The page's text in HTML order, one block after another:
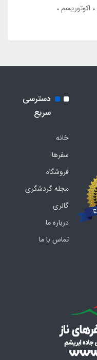
اکوتوریسم
دسترسی
سریع
خانه
سفرها
فروشگاه
مجله گردشگری
گالری
درباره ما
تماس با ما